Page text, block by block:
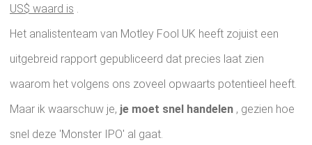
US$ waard is .
Het analistenteam van Motley Fool UK heeft zojuist een
uitgebreid rapport gepubliceerd dat precies laat zien
waarom het volgens ons zoveel opwaarts potentieel heeft.
Maar ik waarschuw je, je moet snel handelen , gezien hoe
snel deze 'Monster IPO' al gaat.